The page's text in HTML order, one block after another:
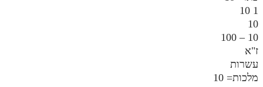
1 10
10
10 – 100
ז"א
עשרות
מלכות= 10